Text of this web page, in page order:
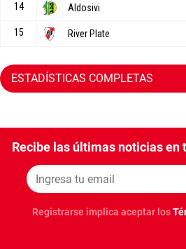
ESTADÍSTICAS COMPLETAS
Recibe las últimas noticias en
Registrarse implica aceptar los